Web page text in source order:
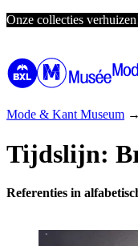
Ga
de
inhoud
Onze collecties
Mode & Kant Museum →
Tijdslijn:
Referenties in